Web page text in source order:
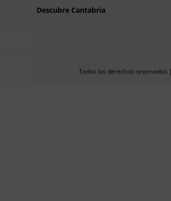
Descubre Cantabria
Todos los derechos